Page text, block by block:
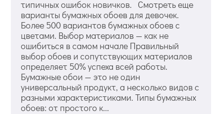
типичных ошибок новичков. Смотреть еще
варианты бумажных обоев для девочек.
Более 500 вариантов бумажных обоев с
цветами. Выбор материалов — как не
ошибиться в самом начале Правильный
выбор обоев и сопутствующих материалов
определяет 50% успеха всей работы.
Бумажные обои — это не один
универсальный продукт, а несколько видов с
разными характеристиками. Типы бумажных
обоев: от простого к...